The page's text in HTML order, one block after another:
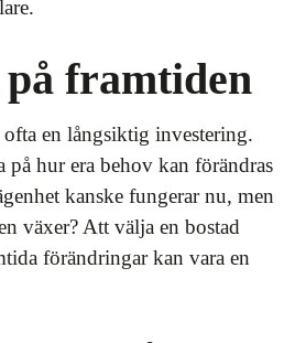
framtiden
en långsiktig investering.
hur era behov kan förändras
kanske fungerar nu, men
växer? Att välja en bostad
förändringar kan vara en